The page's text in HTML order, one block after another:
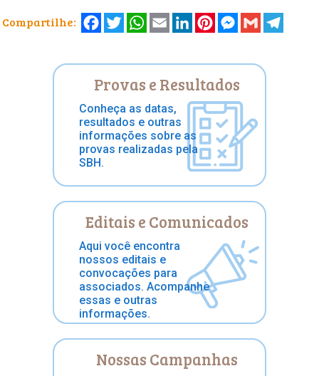
Compartilhe: FacebookTwitterWhatsApp
Email LinkedInPinterestMessenger
Gmail
Provas e Resultados
Conheça as datas,
resultados e outras
informações sobre as
provas realizadas pela
SBH.
Editais e Comunicados
Aqui você encontra
nossos editais e
convocações para
associados. Acompanhe
essas e outras
informações.
Nossas Campanhas